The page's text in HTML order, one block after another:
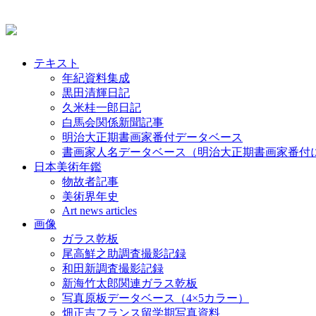
テキスト
年紀資料集成
黒田清輝日記
久米桂一郎日記
白馬会関係新聞記事
明治大正期書画家番付データベース
書画家人名データベース（明治大正期書画家番付
日本美術年鑑
物故者記事
美術界年史
Art news articles
画像
ガラス乾板
尾高鮮之助調査撮影記録
和田新調査撮影記録
新海竹太郎関連ガラス乾板
写真原板データベース（4×5カラー）
畑正吉フランス留学期写真資料